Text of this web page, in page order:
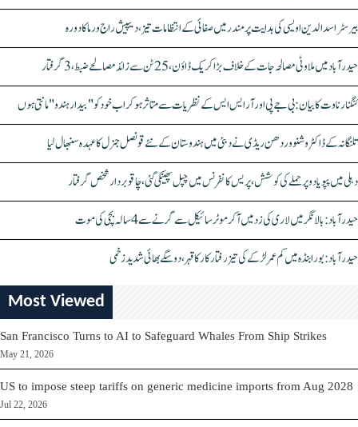
بیرسٹر اسدالدین اویسی کی ہدایت پر مندر میں صفائی کے انتظامات تیز، دیپیش راج ورما کا دورہ
حیدرآباد میں ملاوٹی مصالحہ جات کے خلاف بڑا کریک ڈاؤن، 25 ٹن سے زائد مصالحے ضبط، 3 گرفتار
کنگنا رناوت کا بیان: بی جے پی اور آر ایس ایس کے نظریات سے متاثر ہو کر اب خود کو "بیدار ہندو" مانتی ہوں
تلنگانہ کے ڈاکٹر وشنو وردھن ریڈی نے دبئی میں ہندوستان کے نئے قونصل جنرل کا عہدہ سنبھال لیا
دہلی میں پپو یادو پر حملے کی کوشش، پریس کانفرنس میں چپل پھینکی گئی، چاقو بردار شخص گرفتار
حیدرآباد: بالا نگر میں لاری کی زد میں آکر موٹرسائیکل سے گرنے سے 4 سالہ بچی کی موت
حیدرآباد: بورابنڈہ میں کم عمر لڑکے کی تیز رفتار کار کا قہر، دو سگے بھائی شدید زخمی
Most Viewed
San Francisco Turns to AI to Safeguard Whales From Ship Strikes
May 21, 2026
US to impose steep tariffs on generic medicine imports from Aug 2028
Jul 22, 2026